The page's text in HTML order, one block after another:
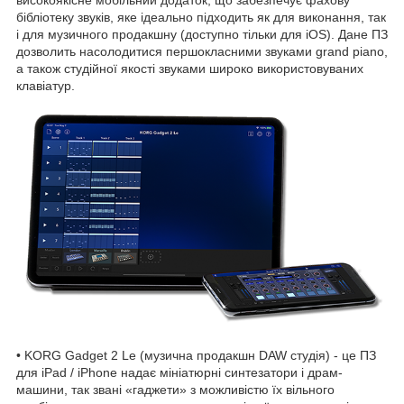
бібліотеку звуків, яке ідеально підходить як для виконання, так
і для музичного продакшну (доступно тільки для iOS). Дане ПЗ
дозволить насолодитися першокласними звуками grand piano,
а також студійної якості звуками широко використовуваних
клавіатур.
• KORG Gadget 2 Le (музична продакшн DAW студія) - це ПЗ
для iPad / iPhone надає мініатюрні синтезатори і драм-
машини, так звані «гаджети» з можливістю їх вільного